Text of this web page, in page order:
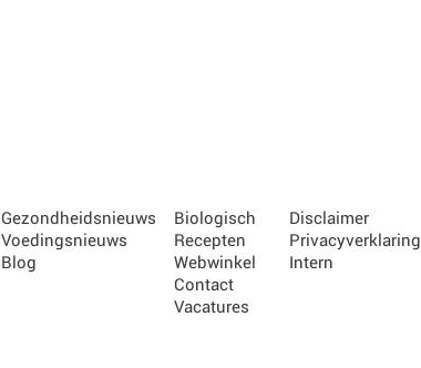
Gezondheidsnieuws
Voedingsnieuws
Blog
Biologisch
Recepten
Webwinkel
Contact
Vacatures
Disclaimer
Privacyverklaring
Intern